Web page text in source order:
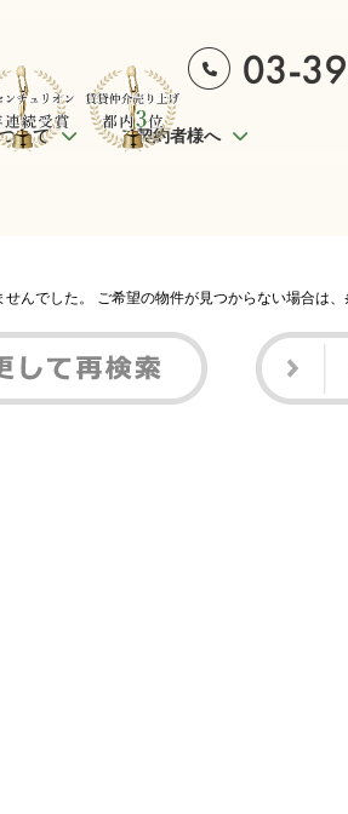
いて ご契約者様へ
んでした。 ご希望の物件が見つからない場合は